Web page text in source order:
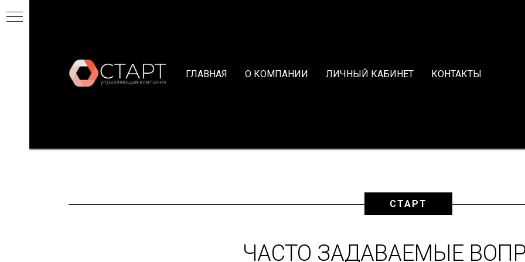
ГЛАВНАЯ О КОМПАНИИ ЛИЧНЫЙ КАБИНЕТ КОНТАКТЫ
СТАРТ
ЧАСТО ЗАДАВАЕМЫЕ